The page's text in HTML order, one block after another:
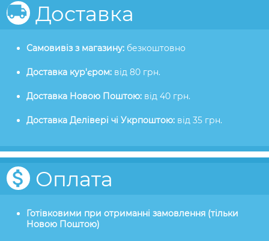
Доставка
Самовивіз з магазину: безкоштовно
Доставка кур'єром: від 80 грн.
Доставка Новою Поштою: від 40 грн.
Доставка Делівері чі Укрпоштою: від 35 грн.
Оплата
Готівковими при отриманні замовлення (тільки
Новою Поштою)